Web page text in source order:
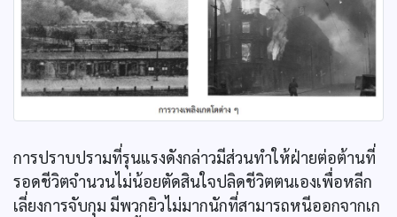
การปราบปรามที่รุนแรงดังกล่าวมีส่วนทำให้ฝ่ายต่อต้านที่
รอดชีวิตจำนวนไม่น้อยตัดสินใจปลิดชีวิตตนเองเพื่อหลีก
เลี่ยงการจับกุม มีพวกยิวไม่มากนักที่สามารถหนีออกจากเก